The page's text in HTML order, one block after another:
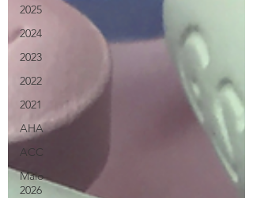
2025
2024
2023
2022
2021
AHA
ACC
Maio
2026